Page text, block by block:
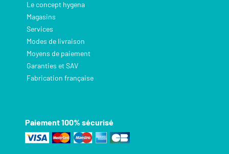
Le concept hygena
Magasins
Services
Modes de livraison
Moyens de paiement
Garanties et SAV
Fabrication française
Paiement 100% sécurisé